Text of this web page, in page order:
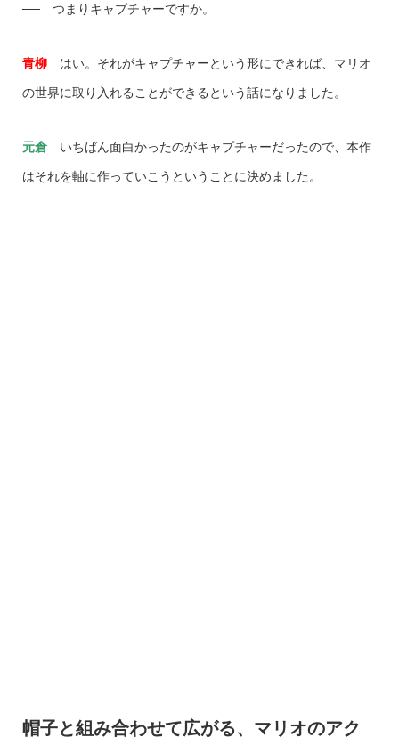
── つまりキャプチャーですか。
青柳はい。それがキャプチャーという形にできれば、マリオ
の世界に取り入れることができるという話になりました。
元倉いちばん面白かったのがキャプチャーだったので、本作
はそれを軸に作っていこうということに決めました。
帽子と組み合わせて広がる、マリオのアク